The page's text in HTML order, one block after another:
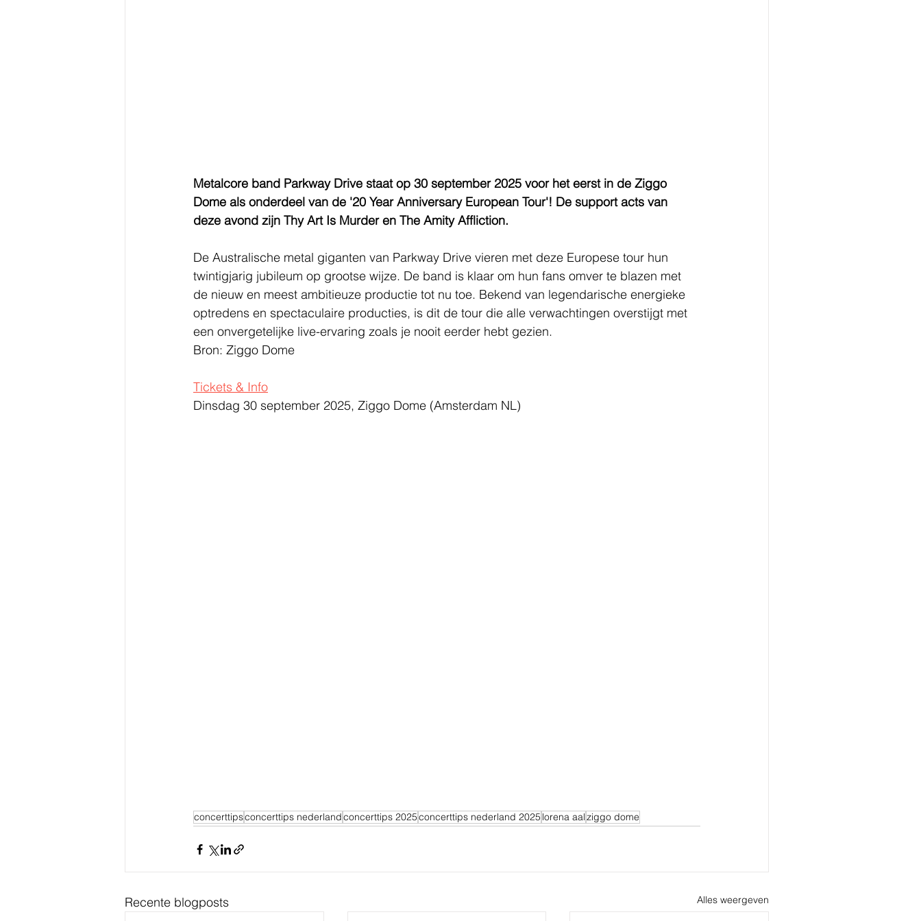
Metalcore band Parkway Drive staat op 30 september 2025 voor het eerst in de Ziggo
Dome als onderdeel van de '20 Year Anniversary European Tour'! De support acts van
deze avond zijn Thy Art Is Murder en The Amity Affliction.
De Australische metal giganten van Parkway Drive vieren met deze Europese tour hun
twintigjarig jubileum op grootse wijze. De band is klaar om hun fans omver te blazen met
de nieuw en meest ambitieuze productie tot nu toe. Bekend van legendarische energieke
optredens en spectaculaire producties, is dit de tour die alle verwachtingen overstijgt met
een onvergetelijke live-ervaring zoals je nooit eerder hebt gezien.
Bron: Ziggo Dome
Tickets & Info
Dinsdag 30 september 2025, Ziggo Dome (Amsterdam NL)
concerttipsconcerttips nederlandconcerttips 2025concerttips nederland 2025 lorena aalziggo dome
Recente blogposts Alles weergeven